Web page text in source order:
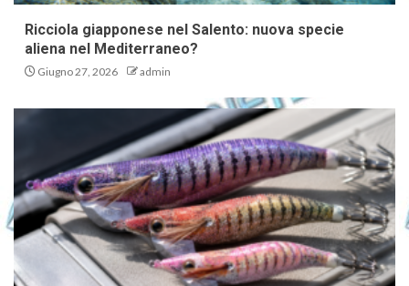
Ricciola giapponese nel Salento: nuova specie
aliena nel Mediterraneo?
Giugno 27, 2026 admin